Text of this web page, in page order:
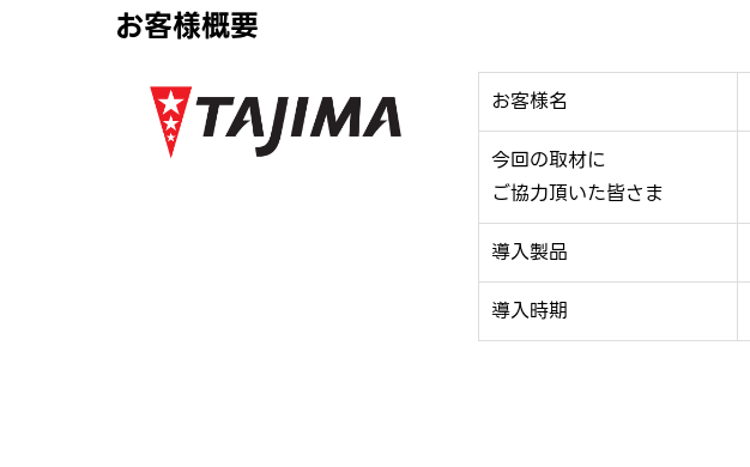
お客様概要
お客様名
今回の取材に
ご協力頂いた皆さま
導入製品
導入時期